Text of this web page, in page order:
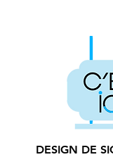
DESIGN DE